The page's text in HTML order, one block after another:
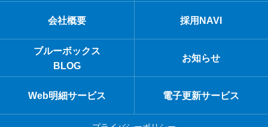
会社概要 採用NAVI
ブルーボックス
BLOG
お知らせ
Web明細サービス 電子更新サービス